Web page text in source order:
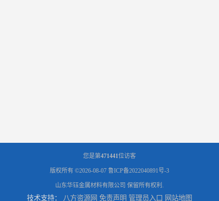
您是第471441位访客
版权所有 ©2026-08-07 鲁ICP备2022040891号-3
山东华钰金属材料有限公司 保留所有权利.
技术支持： 八方资源网 免责声明 管理员入口 网站地图